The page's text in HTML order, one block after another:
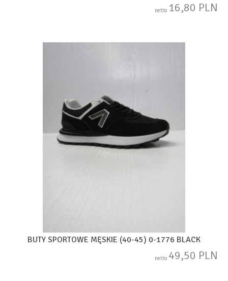
netto 16,80 PLN
BUTY SPORTOWE MĘSKIE (40-45) 0-1776 BLACK
netto 49,50 PLN